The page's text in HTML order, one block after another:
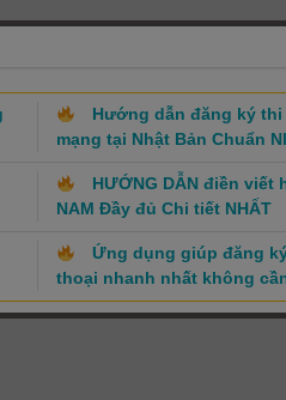
Hướng dẫn đăng ký
mạng tại Nhật Bản Chuẩn
HƯỚNG DẪN điền viết
NAM Đầy đủ Chi tiết NHẤT
Ứng dụng giúp đăng
thoại nhanh nhất không